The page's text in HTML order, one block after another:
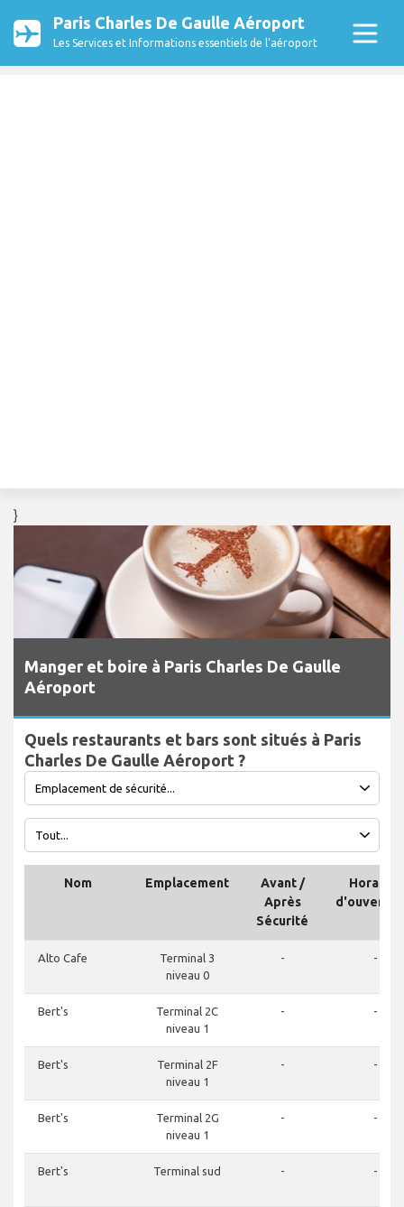
Paris Charles De Gaulle Aéroport
Les Services et Informations essentiels de l’aéroport
}
Manger et boire à Paris Charles De Gaulle
Aéroport
Quels restaurants et bars sont situés à Paris
Charles De Gaulle Aéroport ?
Nom Emplacement
Avant /
Après
Sécurité
Horaires
Alto Cafe
Terminal 3
niveau 0
- -
Bert's
Terminal 2C
niveau 1
- -
Bert's
Terminal 2F
niveau 1
- -
Bert's
Terminal 2G
niveau 1
- -
Bert's Terminal sud - -